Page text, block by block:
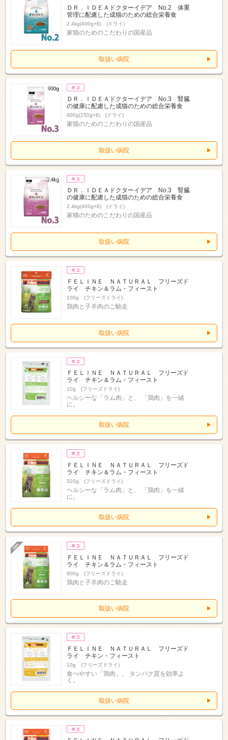
ＤＲ．ＩＤＥＡドクターイデア No.2 体重
管理に配慮した成猫のための総合栄養食
2.4kg(400g×6) (ドライ)
家猫のためのこだわりの国産品
取扱い病院
ＤＲ．ＩＤＥＡドクターイデア No.3 腎臓
の健康に配慮した成猫のための総合栄養食
900g(150g×6) (ドライ)
家猫のためのこだわりの国産品
取扱い病院
ＤＲ．ＩＤＥＡドクターイデア No.3 腎臓
の健康に配慮した成猫のための総合栄養食
2.4kg(400g×6) (ドライ)
家猫のためのこだわりの国産品
取扱い病院
ＦＥＬＩＮＥ ＮＡＴＵＲＡＬ フリーズド
ライ チキン＆ラム・フィースト
100g (フリーズドライ)
鶏肉と子羊肉のご馳走
取扱い病院
ＦＥＬＩＮＥ ＮＡＴＵＲＡＬ フリーズド
ライ チキン＆ラム・フィースト
10g (フリーズドライ)
ヘルシーな「ラム肉」と、 「鶏肉」を一緒
に。
取扱い病院
ＦＥＬＩＮＥ ＮＡＴＵＲＡＬ フリーズド
ライ チキン＆ラム・フィースト
320g (フリーズドライ)
ヘルシーな「ラム肉」と、 「鶏肉」を一緒
に。
取扱い病院
ＦＥＬＩＮＥ ＮＡＴＵＲＡＬ フリーズド
ライ チキン＆ラム・フィースト
800g (フリーズドライ)
鶏肉と子羊肉のご馳走
取扱い病院
ＦＥＬＩＮＥ ＮＡＴＵＲＡＬ フリーズド
ライ チキン・フィースト
10g (フリーズドライ)
食べやすい「鶏肉」。 タンパク質を効率よ
く。
取扱い病院